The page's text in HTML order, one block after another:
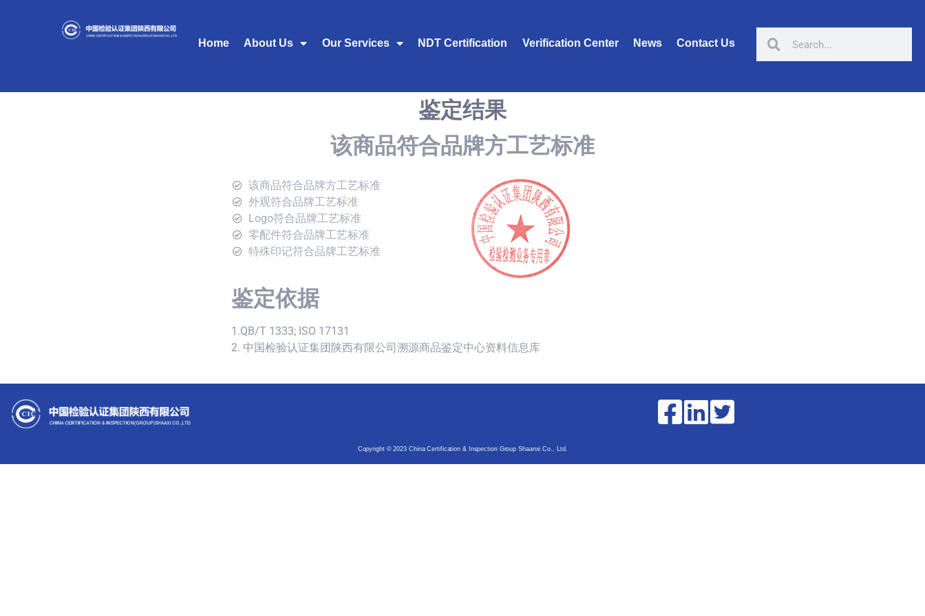
Home About Us Our Services NDT Certification Verification Center News Contact Us
鉴定结果
该商品符合品牌方工艺标准
该商品符合品牌方工艺标准
外观符合品牌工艺标准
Logo符合品牌工艺标准
零配件符合品牌工艺标准
特殊印记符合品牌工艺标准
鉴定依据
1.QB/T 1333; ISO 17131
2. 中国检验认证集团陕西有限公司溯源商品鉴定中心资料信息库
Copyright © 2023 China Certification & Inspection Group Shaanxi Co., Ltd.